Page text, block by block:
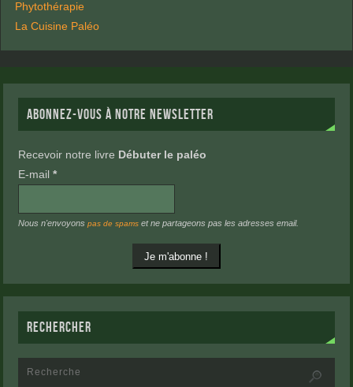
Phytothérapie
La Cuisine Paléo
ABONNEZ-VOUS À NOTRE NEWSLETTER
Recevoir notre livre Débuter le paléo
E-mail*
Nous n'envoyonspas de spams et ne partageons pas les adresses email.
RECHERCHER